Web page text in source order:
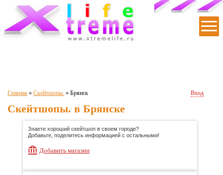
Главная » Скейтшопы. » Брянск Вход
Скейтшопы. в Брянске
Знаете хороший скейтшоп в своем городе?
Добавьте, поделитесь информацией с остальными!
Добавить магазин